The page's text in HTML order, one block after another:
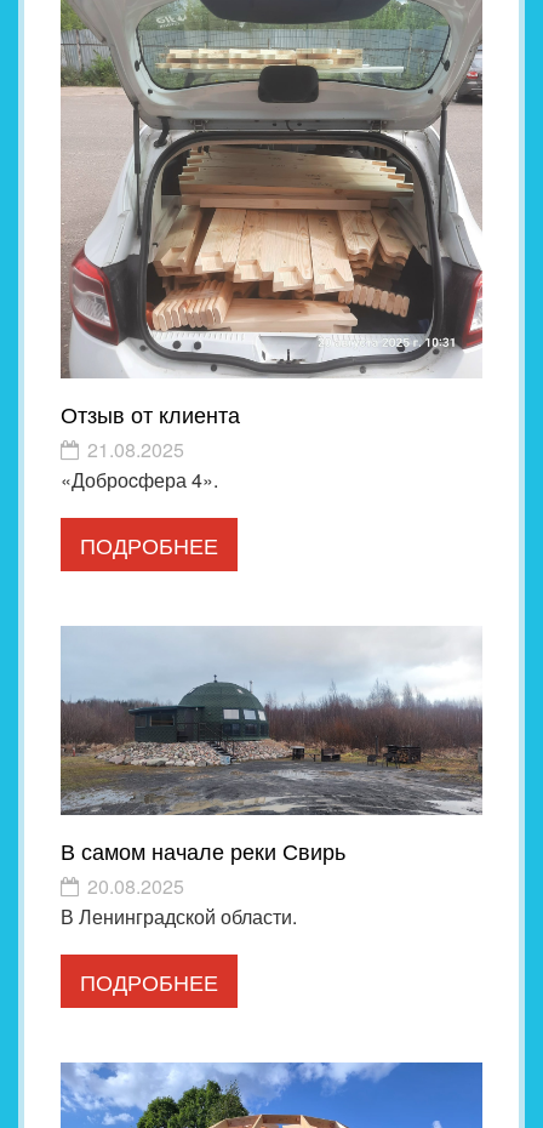
Отзыв от клиента
21.08.2025
«Доброcфера 4».
ПОДРОБНЕЕ
В самом начале реки Свирь
20.08.2025
В Ленинградской области.
ПОДРОБНЕЕ